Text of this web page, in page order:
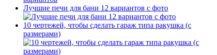
Лучшие печи для бани 12 вариантов с фото
10 чертежей, чтобы сделать гараж типа ракушка (с
размерами)